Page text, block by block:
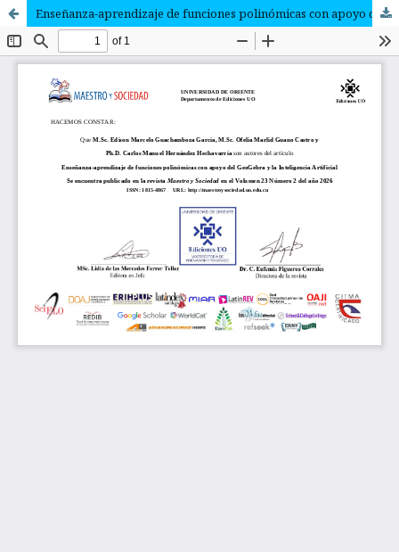
Enseñanza-aprendizaje de funciones polinómicas con apoyo del GeoGebra y la Inteligencia Artificial